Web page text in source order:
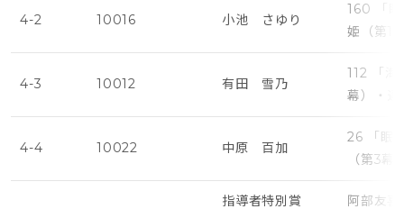
4-2 10016 小池 さゆり
160 「
姫（第1
4-3 10012 有田 雪乃
112 「海
幕）・遅
4-4 10022 中原 百加
26 「眠
（第3幕
指導者特別賞 阿部友